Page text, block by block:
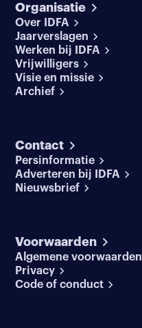
Organisatie
Over IDFA
Jaarverslagen
Werken bij IDFA
Vrijwilligers
Visie en missie
Archief
Contact
Persinformatie
Adverteren bij IDFA
Nieuwsbrief
Voorwaarden
Algemene voorwaarden
Privacy
Code of conduct